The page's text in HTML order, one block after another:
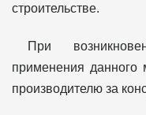
строительстве.
При
применения данного
производителю за